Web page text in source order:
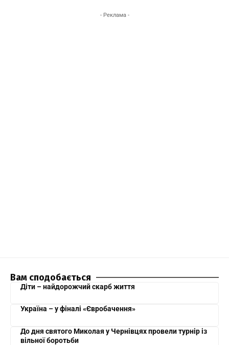
- Реклама -
Вам сподобається
Діти – найдорожчий скарб життя
Україна – у фіналі «Євробачення»
До дня святого Миколая у Чернівцях провели турнір із
вільної боротьби